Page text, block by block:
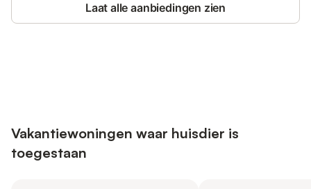
Laat alle aanbiedingen zien
Vakantiewoningen waar huisdier is
toegestaan